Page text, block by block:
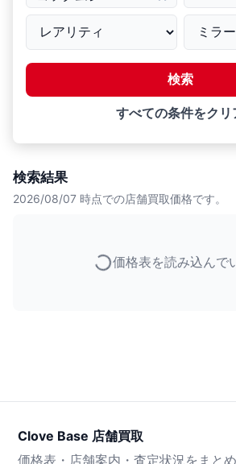
検索
すべての条件をクリ
検索結果
2026/08/07 時点での店舗買取価格です。
価格表を読み込んで
Clove Base 店舗買取
価格表・店舗案内・査定状況をまと